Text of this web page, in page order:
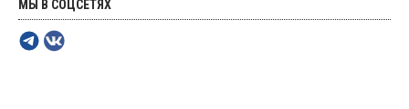
МЫ В СОЦСЕТЯХ